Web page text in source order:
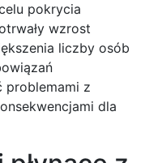
pokrycia
wzrost
liczby osób
problemami z
dla